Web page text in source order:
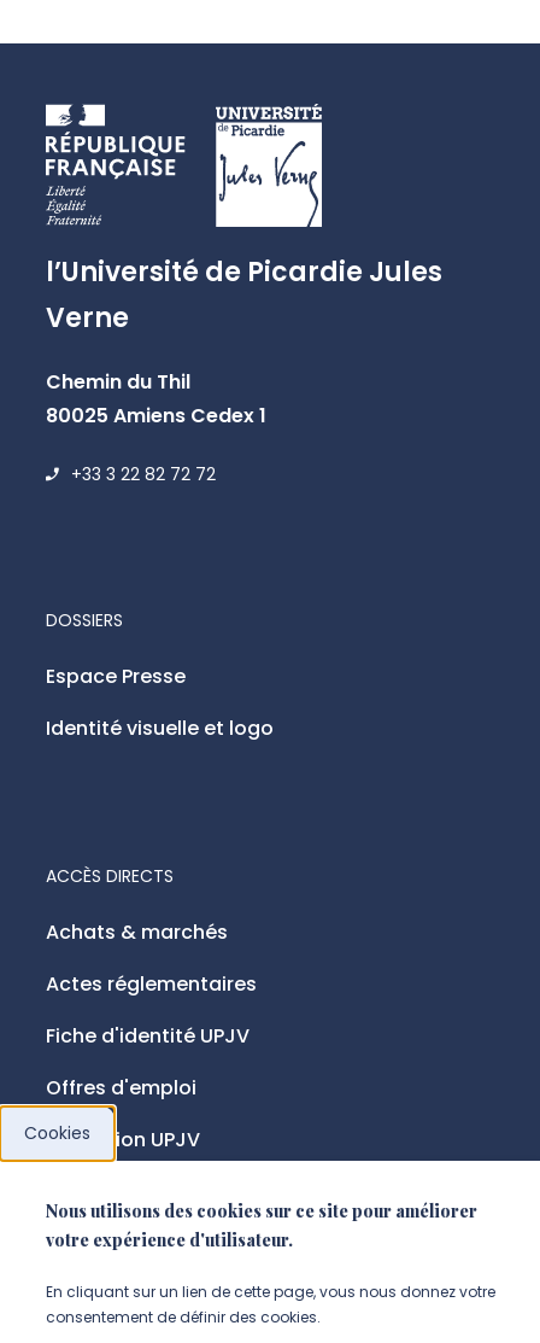
l’Université de Picardie Jules
Verne
Chemin du Thil
80025 Amiens Cedex 1
+33 3 22 82 72 72
ACCÈS DIRECTS
Achats & marchés
Actes réglementaires
Fiche d'identité UPJV
Offres d'emploi
Fondation UPJV
DOSSIERS
Espace Presse
Identité visuelle et logo
NOUS SUIVRE
Suivez-nous sur instagram
Suivez-nous sur linkedin
Suivez-nous sur
Cookies
Nous utilisons des cookies sur ce site pour améliorer
votre expérience d'utilisateur.
En cliquant sur un lien de cette page, vous nous donnez votre
consentement de définir des cookies.